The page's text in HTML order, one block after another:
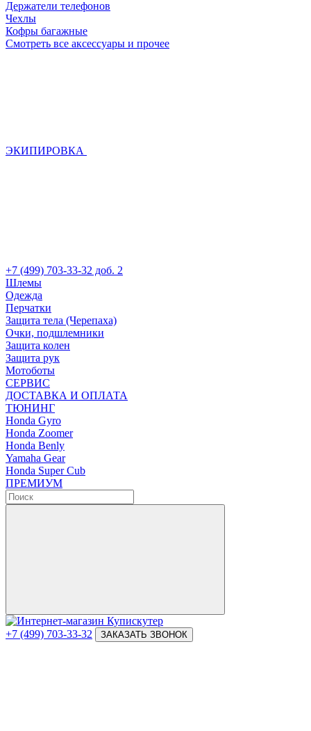
Держатели телефонов
Чехлы
Кофры багажные
Смотреть все аксессуары и прочее
ЭКИПИРОВКА
+7 (499) 703-33-32 доб. 2
Шлемы
Одежда
Перчатки
Защита тела (Черепаха)
Очки, подшлемники
Защита колен
Защита рук
Мотоботы
СЕРВИС
ДОСТАВКА И ОПЛАТА
ТЮНИНГ
Honda Gyro
Honda Zoomer
Honda Benly
Yamaha Gear
Honda Super Cub
ПРЕМИУМ
+7 (499) 703-33-32 ЗАКАЗАТЬ ЗВОНОК